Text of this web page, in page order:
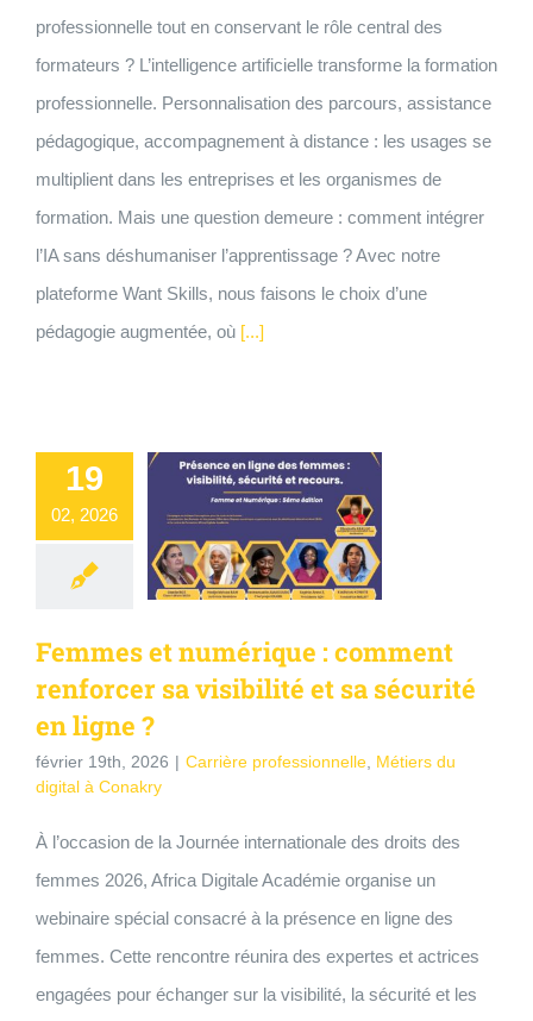
professionnelle tout en conservant le rôle central des
formateurs ? L’intelligence artificielle transforme la formation
professionnelle. Personnalisation des parcours, assistance
pédagogique, accompagnement à distance : les usages se
multiplient dans les entreprises et les organismes de
formation. Mais une question demeure : comment intégrer
l’IA sans déshumaniser l’apprentissage ? Avec notre
plateforme Want Skills, nous faisons le choix d’une
pédagogie augmentée, où[...]
19
02, 2026
Femmes et numérique : comment
renforcer sa visibilité et sa sécurité
en ligne ?
février 19th, 2026 | Carrière professionnelle, Métiers du
digital à Conakry
À l’occasion de la Journée internationale des droits des
femmes 2026, Africa Digitale Académie organise un
webinaire spécial consacré à la présence en ligne des
femmes. Cette rencontre réunira des expertes et actrices
engagées pour échanger sur la visibilité, la sécurité et les